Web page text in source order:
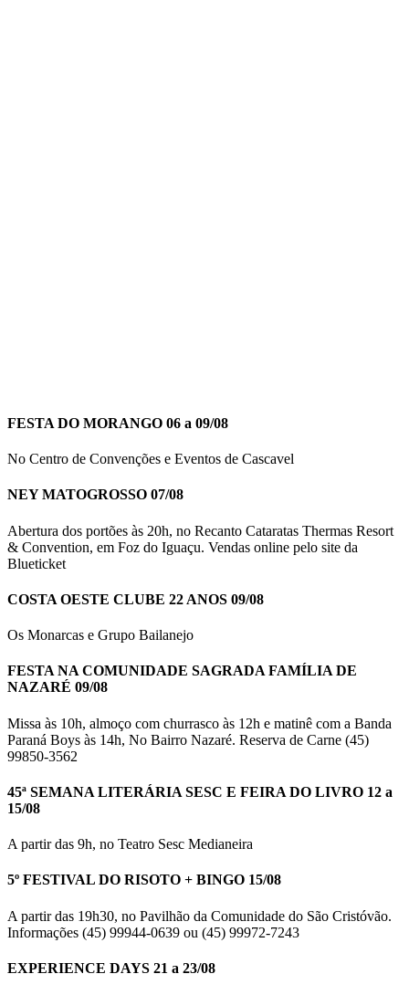
FESTA DO MORANGO 06 a 09/08
No Centro de Convenções e Eventos de Cascavel
NEY MATOGROSSO 07/08
Abertura dos portões às 20h, no Recanto Cataratas Thermas Resort
& Convention, em Foz do Iguaçu. Vendas online pelo site da
Blueticket
COSTA OESTE CLUBE 22 ANOS 09/08
Os Monarcas e Grupo Bailanejo
FESTA NA COMUNIDADE SAGRADA FAMÍLIA DE
NAZARÉ 09/08
Missa às 10h, almoço com churrasco às 12h e matinê com a Banda
Paraná Boys às 14h, No Bairro Nazaré. Reserva de Carne (45)
99850-3562
45ª SEMANA LITERÁRIA SESC E FEIRA DO LIVRO 12 a
15/08
A partir das 9h, no Teatro Sesc Medianeira
5º FESTIVAL DO RISOTO + BINGO 15/08
A partir das 19h30, no Pavilhão da Comunidade do São Cristóvão.
Informações (45) 99944-0639 ou (45) 99972-7243
EXPERIENCE DAYS 21 a 23/08